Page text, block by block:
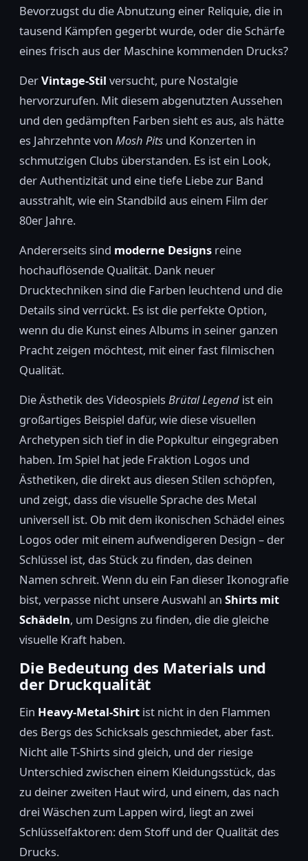
Bevorzugst du die Abnutzung einer Reliquie, die in
tausend Kämpfen gegerbt wurde, oder die Schärfe
eines frisch aus der Maschine kommenden Drucks?
DerVintage-Stil versucht, pure Nostalgie
hervorzurufen. Mit diesem abgenutzten Aussehen
und den gedämpften Farben sieht es aus, als hätte
es Jahrzehnte von Mosh Pits und Konzerten in
schmutzigen Clubs überstanden. Es ist ein Look,
der Authentizität und eine tiefe Liebe zur Band
ausstrahlt, wie ein Standbild aus einem Film der
80er Jahre.
Andererseits sind moderne Designs reine
hochauflösende Qualität. Dank neuer
Drucktechniken sind die Farben leuchtend und die
Details sind verrückt. Es ist die perfekte Option,
wenn du die Kunst eines Albums in seiner ganzen
Pracht zeigen möchtest, mit einer fast filmischen
Qualität.
Die Ästhetik des Videospiels Brütal Legend ist ein
großartiges Beispiel dafür, wie diese visuellen
Archetypen sich tief in die Popkultur eingegraben
haben. Im Spiel hat jede Fraktion Logos und
Ästhetiken, die direkt aus diesen Stilen schöpfen,
und zeigt, dass die visuelle Sprache des Metal
universell ist. Ob mit dem ikonischen Schädel eines
Logos oder mit einem aufwendigeren Design – der
Schlüssel ist, das Stück zu finden, das deinen
Namen schreit. Wenn du ein Fan dieser Ikonografie
bist, verpasse nicht unsere Auswahl an Shirts mit
Schädeln, um Designs zu finden, die die gleiche
visuelle Kraft haben.
Die Bedeutung des Materials und
der Druckqualität
Ein Heavy-Metal-Shirt ist nicht in den Flammen
des Bergs des Schicksals geschmiedet, aber fast.
Nicht alle T-Shirts sind gleich, und der riesige
Unterschied zwischen einem Kleidungsstück, das
zu deiner zweiten Haut wird, und einem, das nach
drei Wäschen zum Lappen wird, liegt an zwei
Schlüsselfaktoren: dem Stoff und der Qualität des
Drucks.